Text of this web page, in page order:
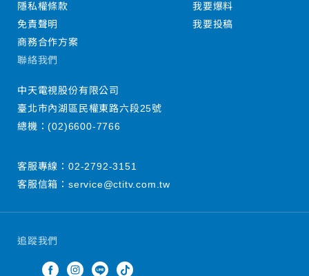
追蹤我們
隱私權條款
免責聲明
商務合作方案
我要爆料
我要投稿
聯絡我們
中天電視股份有限公司
臺北市內湖區民權東路六段25號
總機：(02)6600-7766
客服專線： 02-2792-3151
客服信箱： service@ctitv.com.tw